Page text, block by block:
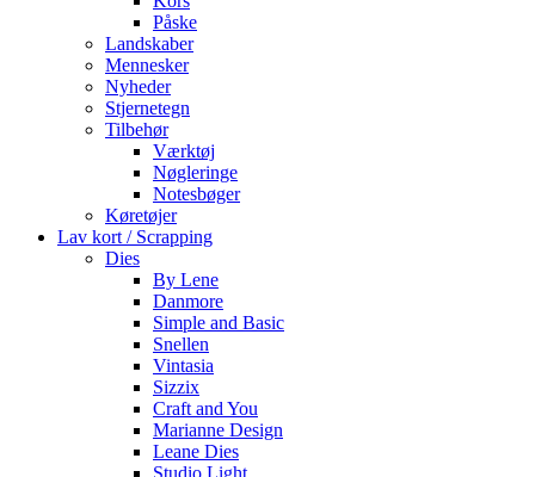
Påske
Landskaber
Mennesker
Nyheder
Stjernetegn
Tilbehør
Værktøj
Nøgleringe
Notesbøger
Køretøjer
Lav kort / Scrapping
Dies
By Lene
Danmore
Simple and Basic
Snellen
Vintasia
Sizzix
Craft and You
Marianne Design
Leane Dies
Studio Light